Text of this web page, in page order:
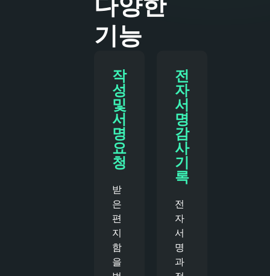
기능
작
성
및
서
명
요
청
받
은
편
지
함
을
전
자
서
명
감
사
기
록
전
자
서
명
과